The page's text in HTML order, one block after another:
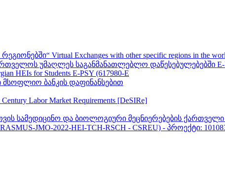
Virtual Exchanges with other specific regions in the
უმაღლეს საგანმანათლებლო დაწესებულებებში E-
HEIs for Students E-PSY (617980-E
ბანკის დაფინანსებით
Labor Market Requirements [DeSIRe]
სამედიცინო და ბიოლოგიური მეცნიერებების
JMO-2022-HEI-TCH-RSCH - CSREU) - პროექტი: